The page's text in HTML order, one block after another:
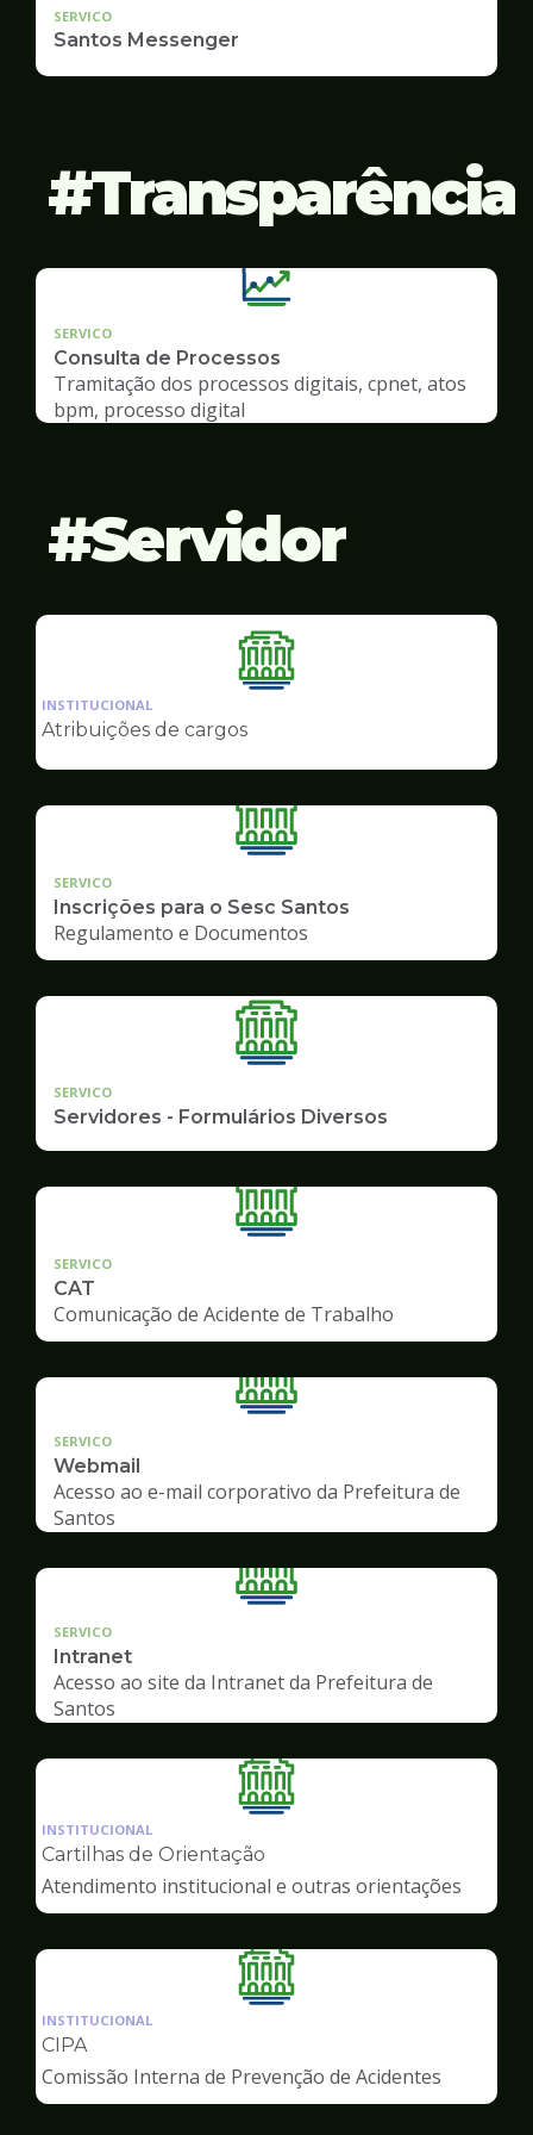
SERVICO
Santos Messenger
Transparência
SERVICO
Consulta de Processos
Tramitação dos processos digitais, cpnet, atos
bpm, processo digital
Servidor
Ilustração
da
Servidor
INSTITUCIONAL
Atribuições de cargos
SERVICO
Inscrições para o Sesc Santos
Regulamento e Documentos
SERVICO
Servidores - Formulários Diversos
SERVICO
CAT
Comunicação de Acidente de Trabalho
SERVICO
Webmail
Acesso ao e-mail corporativo da Prefeitura de
Santos
SERVICO
Intranet
Acesso ao site da Intranet da Prefeitura de
Santos
Ilustração
da
de
Servidor
INSTITUCIONAL
Cartilhas de Orientação
Atendimento institucional e outras orientações
Ilustração
da
Servidor
INSTITUCIONAL
CIPA
Comissão Interna de Prevenção de Acidentes